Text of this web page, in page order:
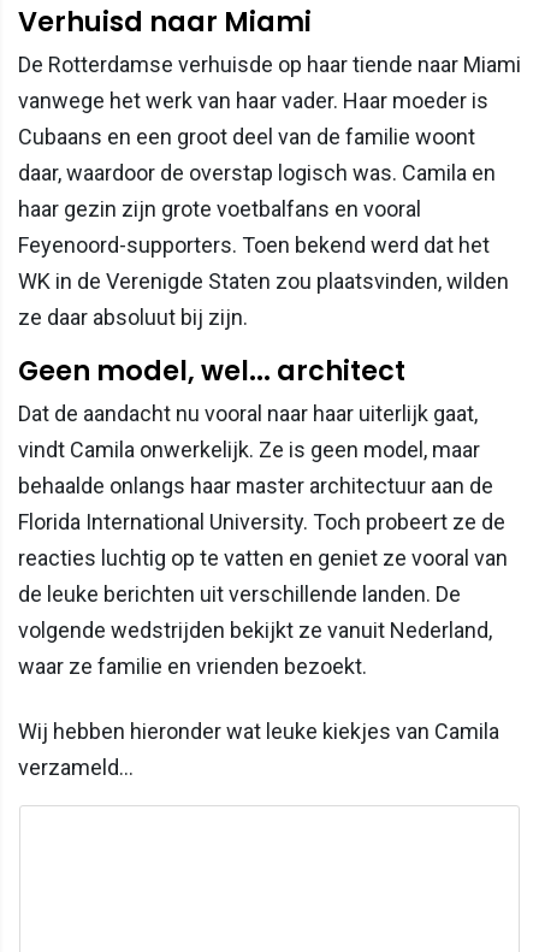
Verhuisd naar Miami
De Rotterdamse verhuisde op haar tiende naar Miami
vanwege het werk van haar vader. Haar moeder is
Cubaans en een groot deel van de familie woont
daar, waardoor de overstap logisch was. Camila en
haar gezin zijn grote voetbalfans en vooral
Feyenoord-supporters. Toen bekend werd dat het
WK in de Verenigde Staten zou plaatsvinden, wilden
ze daar absoluut bij zijn.
Geen model, wel... architect
Dat de aandacht nu vooral naar haar uiterlijk gaat,
vindt Camila onwerkelijk. Ze is geen model, maar
behaalde onlangs haar master architectuur aan de
Florida International University. Toch probeert ze de
reacties luchtig op te vatten en geniet ze vooral van
de leuke berichten uit verschillende landen. De
volgende wedstrijden bekijkt ze vanuit Nederland,
waar ze familie en vrienden bezoekt.
Wij hebben hieronder wat leuke kiekjes van Camila
verzameld...